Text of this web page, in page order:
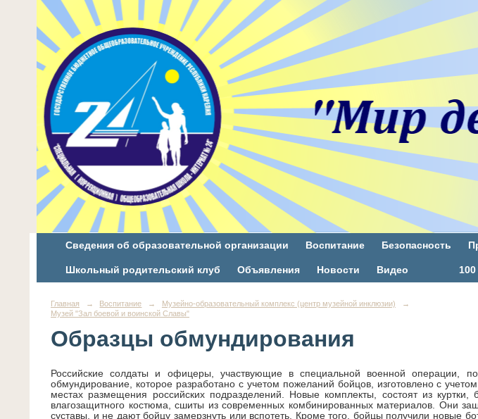
Сведения об образовательной организации Воспитание Безопасность
Школьный родительский клуб Объявления Новости Видео
Главная → Воспитание → Музейно-образовательный комплекс (центр музейной инклюзии)
→
Музей "Зал боевой и воинской Славы"
Образцы обмундирования
Российские солдаты и офицеры, участвующие в специальной военной операции,
обмундирование, которое разработано с учетом пожеланий бойцов, изготовлено с
местах размещения российских подразделений. Новые комплекты, состоят из
влагозащитного костюма, сшиты из современных комбинированных материалов. Они
суставы, и не дают бойцу замерзнуть или вспотеть. Кроме того, бойцы получили новые